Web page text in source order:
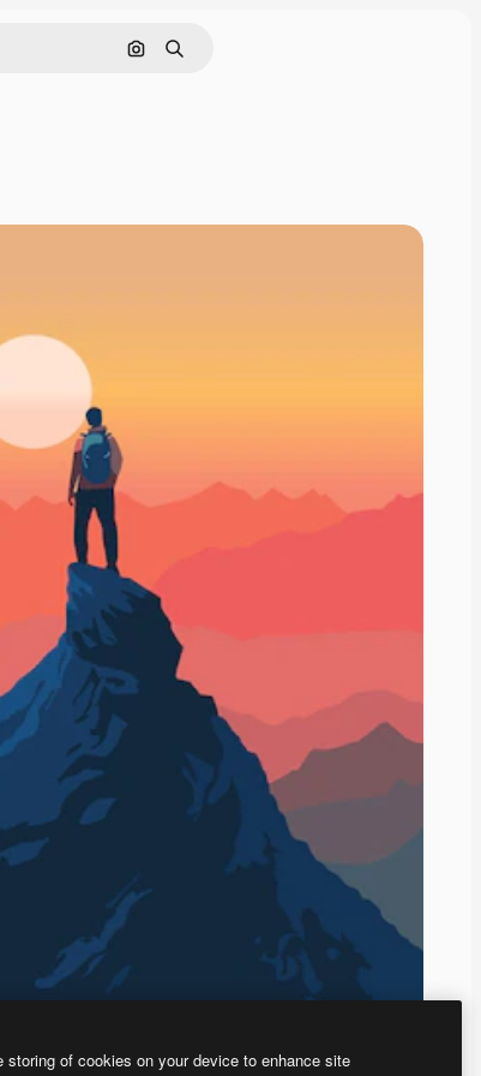
画像で検索
検索
of cookies on your device to enhance site